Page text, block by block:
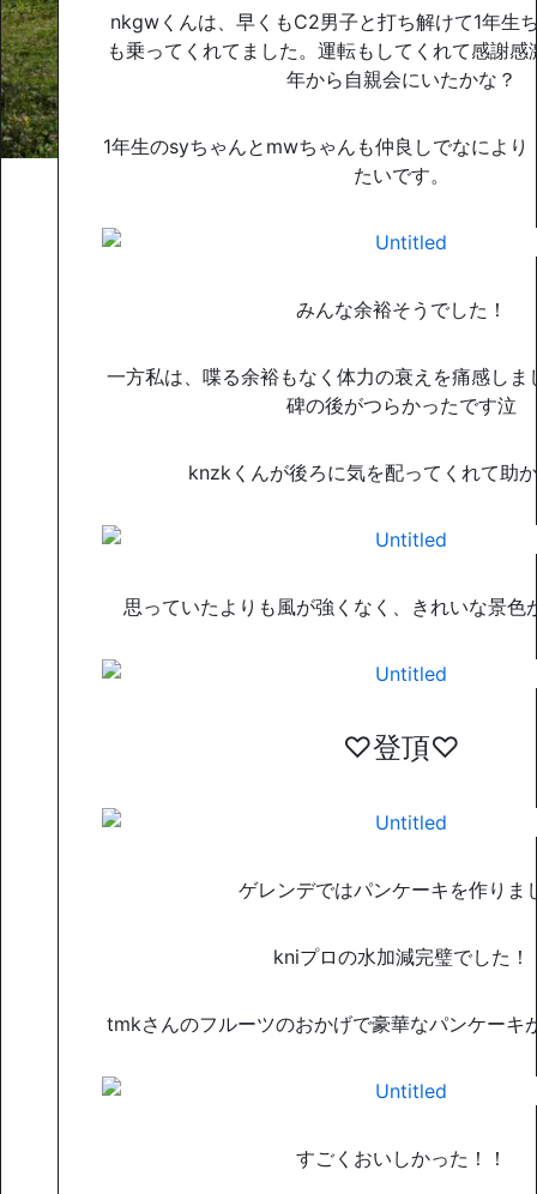
nkgwくんは、早くもC2男子と打ち解けて1年生
も乗ってくれてました。運転もしてくれて感謝
年から自親会にいたかな？
1年生のsyちゃんとmwちゃんも仲良しでなにより
たいです。
みんな余裕そうでした！
一方私は、喋る余裕もなく体力の衰えを痛感し
碑の後がつらかったです泣
knzkくんが後ろに気を配ってくれて助
思っていたよりも風が強くなく、きれいな景色
♡登頂♡
ゲレンデではパンケーキを作りま
kniプロの水加減完璧でした！
tmkさんのフルーツのおかげで豪華なパンケーキ
すごくおいしかった！！